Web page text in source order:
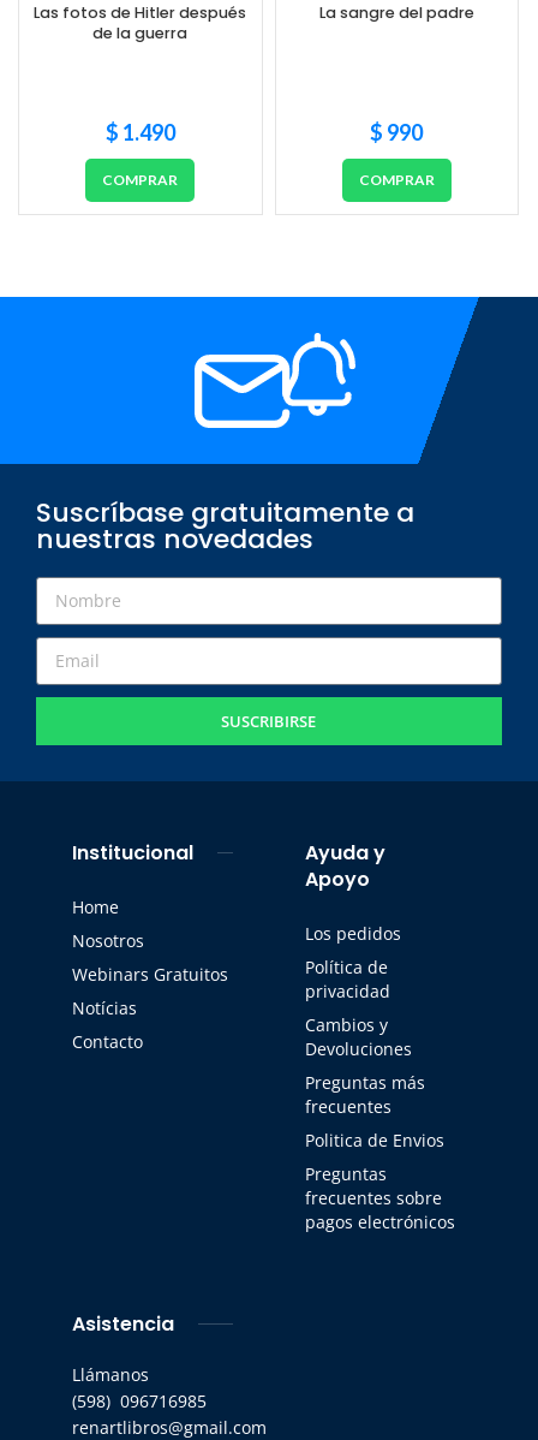
Las fotos de Hitler después
de la guerra
$ 1.490
COMPRAR
La sangre del padre
$ 990
COMPRAR
Suscríbase gratuitamente a
nuestras novedades
SUSCRIBIRSE
Institucional
Home
Nosotros
Webinars Gratuitos
Notícias
Contacto
Ayuda y
Apoyo
Los pedidos
Política de
privacidad
Cambios y
Devoluciones
Preguntas más
frecuentes
Politica de Envios
Preguntas
frecuentes sobre
pagos electrónicos
Asistencia
Llámanos
(598) 096716985
renartlibros@gmail.com